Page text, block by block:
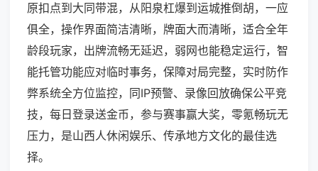
原扣点到大同带混，从阳泉杠爆到运城推倒胡，一应
俱全，操作界面简洁清晰，牌面大而清晰，适合全年
龄段玩家，出牌流畅无延迟，弱网也能稳定运行，智
能托管功能应对临时事务，保障对局完整，实时防作
弊系统全方位监控，同IP预警、录像回放确保公平竞
技，每日登录送金币，参与赛事赢大奖，零氪畅玩无
压力，是山西人休闲娱乐、传承地方文化的最佳选
择。